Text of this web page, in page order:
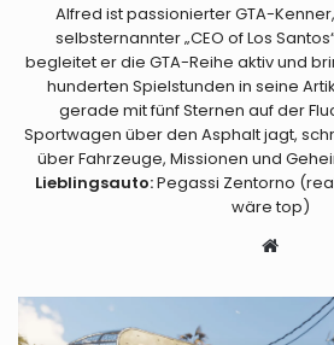
Alfred ist passionierter GTA-
selbsternannter „CEO of Los
begleitet er die GTA-Reihe aktiv und
hunderten Spielstunden in seine
gerade mit fünf Sternen auf der
Sportwagen über den Asphalt jagt,
über Fahrzeuge, Missionen und
Lieblingsauto:Pegassi Zentorno
wäre top)